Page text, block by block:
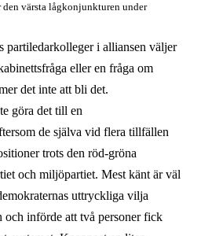
värsta lågkonjunkturen under
partiledarkolleger i alliansen väljer
eller en fråga om
det inte att bli det.
göra det till en
de själva vid flera tillfällen
trots den röd-gröna
och miljöpartiet. Mest känt är väl
uttryckliga vilja
och införde att två personer fick